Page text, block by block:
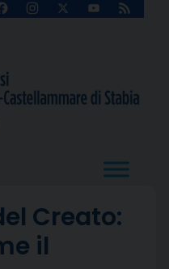
Instagram
X
YouTube
Feed
Creato:
il